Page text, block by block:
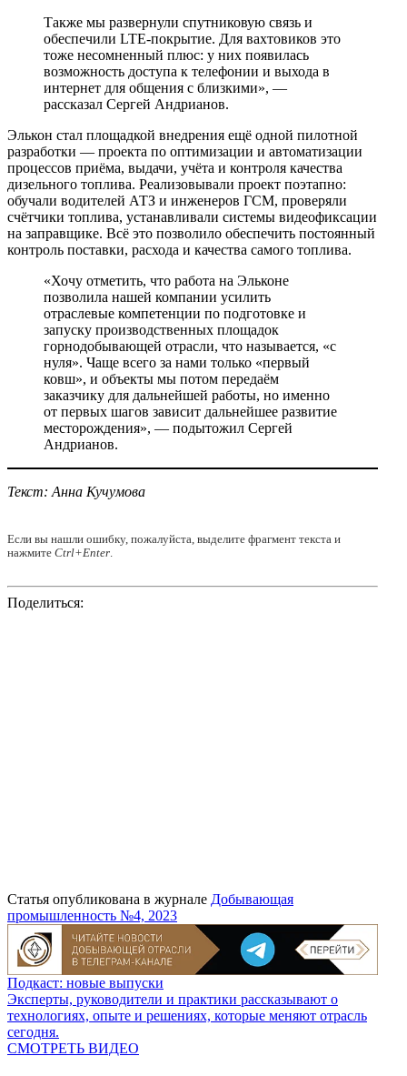
Также мы развернули спутниковую связь и
обеспечили LTE-покрытие. Для вахтовиков это
тоже несомненный плюс: у них появилась
возможность доступа к телефонии и выхода в
интернет для общения с близкими», —
рассказал Сергей Андрианов.
Элькон стал площадкой внедрения ещё одной пилотной
разработки — проекта по оптимизации и автоматизации
процессов приёма, выдачи, учёта и контроля качества
дизельного топлива. Реализовывали проект поэтапно:
обучали водителей АТЗ и инженеров ГСМ, проверяли
счётчики топлива, устанавливали системы видеофиксации
на заправщике. Всё это позволило обеспечить постоянный
контроль поставки, расхода и качества самого топлива.
«Хочу отметить, что работа на Эльконе
позволила нашей компании усилить
отраслевые компетенции по подготовке и
запуску производственных площадок
горнодобывающей отрасли, что называется, «с
нуля». Чаще всего за нами только «первый
ковш», и объекты мы потом передаём
заказчику для дальнейшей работы, но именно
от первых шагов зависит дальнейшее развитие
месторождения», — подытожил Сергей
Андрианов.
Текст: Анна Кучумова
Если вы нашли ошибку, пожалуйста, выделите фрагмент текста и
нажмите Ctrl+Enter.
Поделиться:
Статья опубликована в журнале Добывающая
промышленность №4, 2023
Подкаст: новые выпуски
Эксперты, руководители и практики рассказывают о
технологиях, опыте и решениях, которые меняют отрасль
сегодня.
СМОТРЕТЬ ВИДЕО